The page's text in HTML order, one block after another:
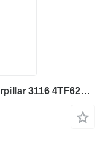
Mierka motorového oleja Per: Caterpillar 3116 4TF62166 Misce 1311912 1314895 na kolesového nakladača Caterpillar 928G IT28G